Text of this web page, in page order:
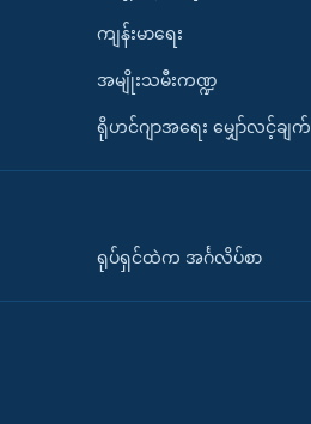
ကျန်းမာရေး
အမျိုးသမီးကဏ္ဍ
ရိုဟင်ဂျာအရေး မျှော်လင့်ချက်
ရုပ်ရှင်ထဲက အင်္ဂလိပ်စာ